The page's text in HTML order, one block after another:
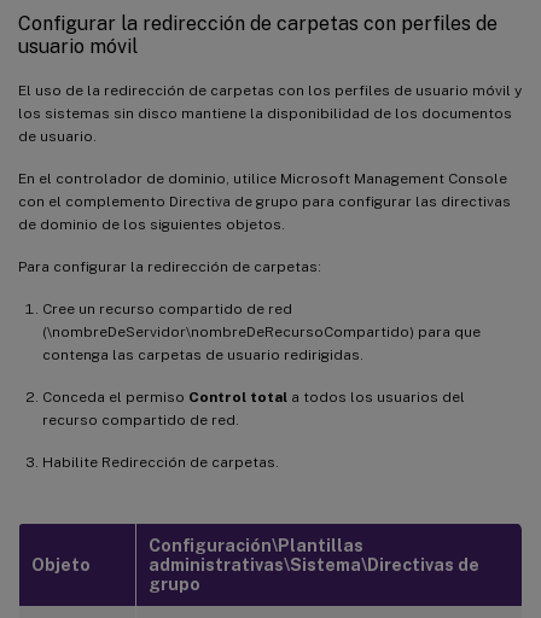
Configurar la redirección de carpetas con perfiles de
usuario móvil
El uso de la redirección de carpetas con los perfiles de usuario móvil y
los sistemas sin disco mantiene la disponibilidad de los documentos
de usuario.
En el controlador de dominio, utilice Microsoft Management Console
con el complemento Directiva de grupo para configurar las directivas
de dominio de los siguientes objetos.
Para configurar la redirección de carpetas:
Cree un recurso compartido de red
(\nombreDeServidor\nombreDeRecursoCompartido) para que
contenga las carpetas de usuario redirigidas.
Conceda el permiso Control total a todos los usuarios del
recurso compartido de red.
Habilite Redirección de carpetas.
Objeto
Configuración\Plantillas
administrativas\Sistema\Directivas de
grupo